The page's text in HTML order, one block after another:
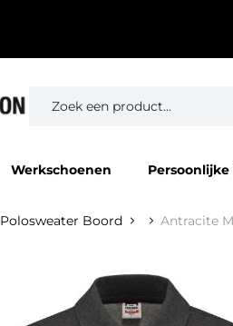
Werkschoenen
Polosweater Boord Antracite